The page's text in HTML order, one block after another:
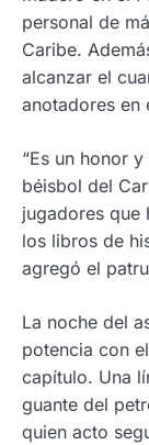
personal de
Caribe.
alcanzar el
anotadores en
“Es un honor
béisbol del
jugadores que
los libros de
agregó el
La noche del
potencia con
capítulo. Una
guante del
quien acto